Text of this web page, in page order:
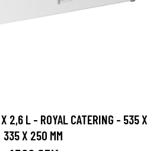
2,6 L - ROYAL CATERING - 535 X
335 X 250 MM